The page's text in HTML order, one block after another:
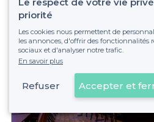
Voir sur la
priorité
Les cookies nous permettent de
les annonces, d'offrir des fonctionnalités
sociaux et d'analyser notre trafic.
En savoir plus
Refuser Accepter et